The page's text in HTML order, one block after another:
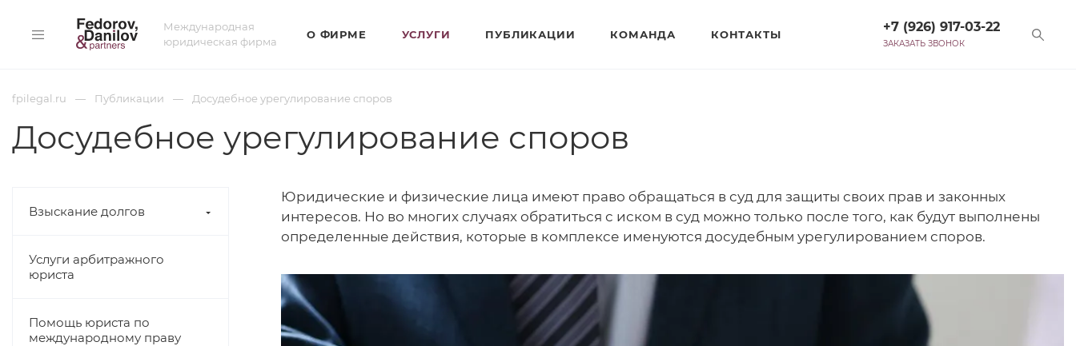
Международная
юридическая фирма
О ФИРМЕ УСЛУГИ ПУБЛИКАЦИИ КОМАНДА КОНТАКТЫ +7 (926) 917-03-22
ЗАКАЗАТЬ ЗВОНОК
fpilegal.ru Публикации Досудебное урегулирование споров
Досудебное урегулирование споров
Взыскание долгов
Услуги арбитражного
юриста
Помощь юриста по
международному праву
Юридические и физические лица имеют право обращаться в суд для защиты своих прав и законных
интересов. Но во многих случаях обратиться с иском в суд можно только после того, как будут выполнены
определенные действия, которые в комплексе именуются досудебным урегулированием споров.